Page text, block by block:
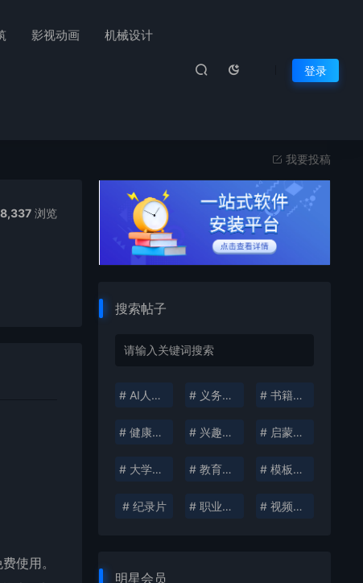
影视动画 机械设计
登录
我要投稿
8,337 浏览
使用。
搜索帖子
# AI人工智能 # 义务教育 # 书籍分享
# 健康生活 # 兴趣培养 # 启蒙教育
# 大学资料 # 教育考试 # 模板插件
# 纪录片 # 职业发展 # 视频创作
明星会员